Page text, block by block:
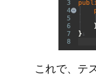
これで、テ